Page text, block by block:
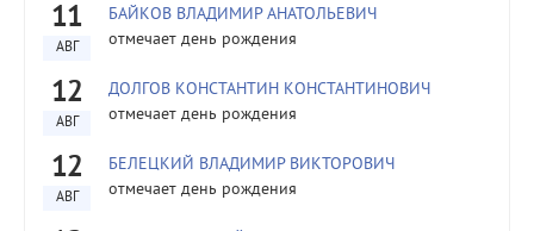
11
АВГ
БАЙКОВ ВЛАДИМИР АНАТОЛЬЕВИЧ
отмечает день рождения
12
АВГ
ДОЛГОВ КОНСТАНТИН КОНСТАНТИНОВИЧ
отмечает день рождения
12
АВГ
БЕЛЕЦКИЙ ВЛАДИМИР ВИКТОРОВИЧ
отмечает день рождения